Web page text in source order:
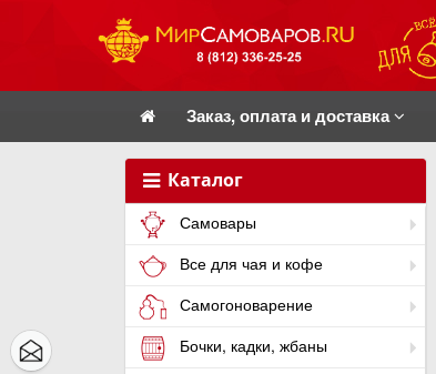
Заказ, оплата и доставка
Каталог
Самовары
Все для чая и кофе
Самогоноварение
Бочки, кадки, жбаны